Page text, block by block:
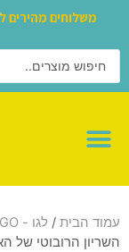
משלוחים מהירים
עמוד הבית / לגו - LEGO
השריון הרובוטי של האלק